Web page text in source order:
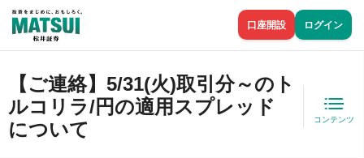
口座開設 ログイン
【ご連絡】5/31(火)取引分～のト
ルコリラ/円の適用スプレッド
について
コンテンツ